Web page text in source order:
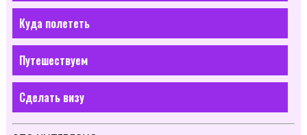
Куда полететь
Путешествуем
Сделать визу